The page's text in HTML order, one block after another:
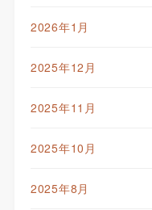
2026年1月
2025年12月
2025年11月
2025年10月
2025年8月